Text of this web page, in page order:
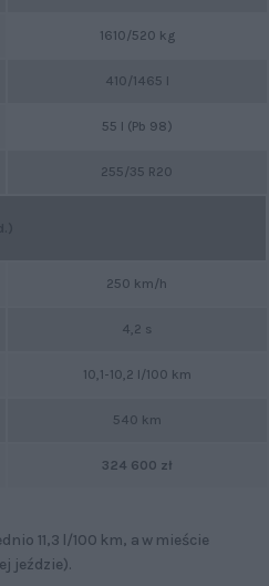
1610/520 kg
410/1465 l
55 l (Pb 98)
255/35 R20
250 km/h
4,2 s
10,1-10,2 l/100 km
540 km
324 600 zł
11,3 l/100 km, a w mieście
jeździe).